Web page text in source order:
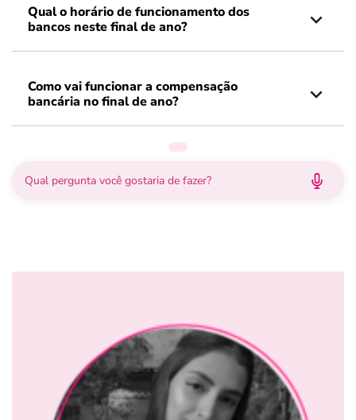
Qual o horário de funcionamento dos
bancos neste final de ano?
Como vai funcionar a compensação
bancária no final de ano?